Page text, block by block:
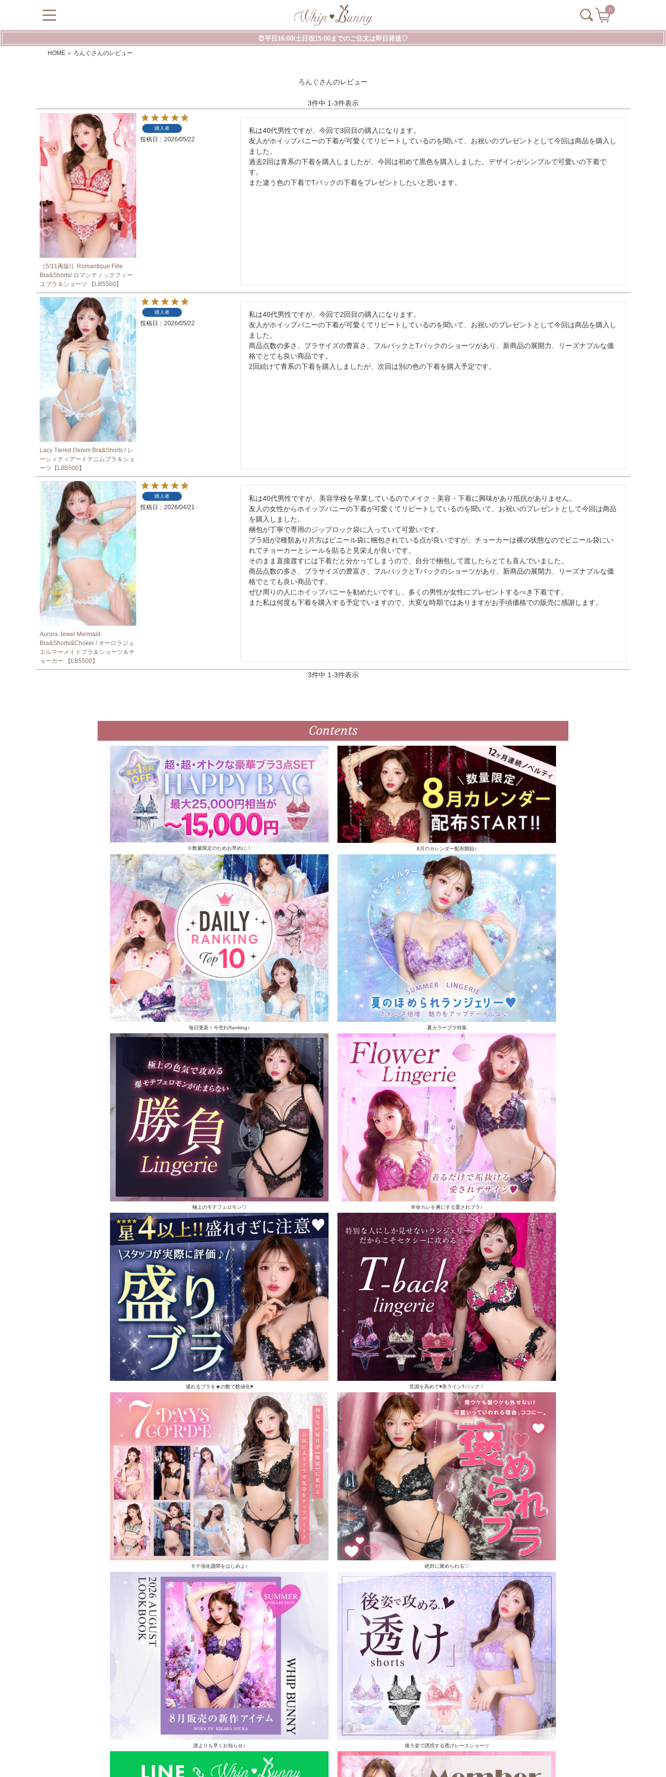
0
⏰平日16:00/土日祝15:00までのご注文は即日発送♡
HOME ろんぐさんのレビュー
ろんぐさんのレビュー
3件中 1-3件表示
［5/11再販!］Romantique Fille
Bra&Shorts/ ロマンティックフィー
ユブラ＆ショーツ 【LB5500】
購入者
投稿日 2026/05/22
私は40代男性ですが、今回で3回目の購入になります。
友人がホイップバニーの下着が可愛くてリピートしているのを聞いて、お祝いのプレゼントとして今回は商品を購入し
ました。
過去2回は青系の下着を購入しましたが、今回は初めて黒色を購入しました。デザインがシンプルで可愛いの下着で
す。
また違う色の下着でTバックの下着をプレゼントしたいと思います。
Lacy Tiered Denim Bra&Shorts / レ
ーシィティアードデニムブラ＆ショ
ーツ【LB5500】
購入者
投稿日 2026/05/22
私は40代男性ですが、今回で2回目の購入になります。
友人がホイップバニーの下着が可愛くてリピートしているのを聞いて、お祝いのプレゼントとして今回は商品を購入し
ました。
商品点数の多さ、ブラサイズの豊富さ、フルバックとTバックのショーツがあり、新商品の展開力、リーズナブルな価
格でとても良い商品です。
2回続けて青系の下着を購入しましたが、次回は別の色の下着を購入予定です。
Aurora Jewel Mermaid
Bra&Shorts&Choker / オーロラジュ
エルマーメイドブラ＆ショーツ＆チ
ョーカー 【LB5500】
購入者
投稿日 2026/04/21
私は40代男性ですが、美容学校を卒業しているのでメイク・美容・下着に興味があり抵抗がありません。
友人の女性からホイップバニーの下着が可愛くてリピートしているのを聞いて、お祝いのプレゼントとして今回は商品
を購入しました。
梱包が丁寧で専用のジップロック袋に入っていて可愛いです。
ブラ紐が2種類あり片方はビニール袋に梱包されている点が良いですが、チョーカーは裸の状態なのでビニール袋にい
れてチョーカーとシールを貼ると見栄えが良いです。
そのまま直接渡すには下着だと分かってしまうので、自分で梱包して渡したらとても喜んでいました。
商品点数の多さ、ブラサイズの豊富さ、フルバックとTバックのショーツがあり、新商品の展開力、リーズナブルな価
格でとても良い商品です。
ぜひ周りの人にホイップバニーを勧めたいですし、多くの男性が女性にプレゼントするべき下着です。
3件中 1-3件表示
Contents
※数量限定のためお早めに！ 8月のカレンダー配布開始♪
毎日更新！今売れRanking♪ 夏カラーブラ特集
極上のモテフェロモン♡ 本命カレを虜にする愛されブラ♪
盛れるブラを★の数で数値化♥ 意識を高めて♥美ラインTバック！
モテ強化週間をはじめよ♪ 絶対に褒められる♡
誰よりも早くお知らせ♪ 後ろ姿で誘惑する透けレースショーツ